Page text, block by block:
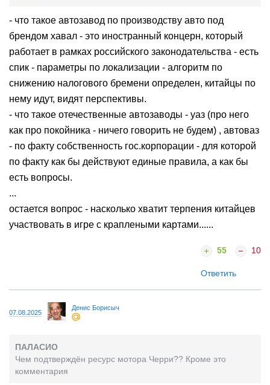
- что такое автозавод по производству авто под
брендом хавал - это иностранный концерн, который
работает в рамках российского законодательства - есть
спик - параметры по локализации - алгоритм по
снижению налогового бремени определен, китайцы по
нему идут, видят перспективы.
- что такое отечественные автозаводы - уаз (про него
как про покойника - ничего говорить не будем) , автоваз
- по факту собственность гос.корпорации - для которой
по факту как бы действуют единые правила, а как бы
есть вопросы.
...
остается вопрос - насколько хватит терпения китайцев
участвовать в игре с краплеными картами......
55 10
Ответить
07.08.2025
Денис Борисыч
ПАЛАСИО
Чем подтверждён ресурс мотора Черри?? Кроме это
комментария